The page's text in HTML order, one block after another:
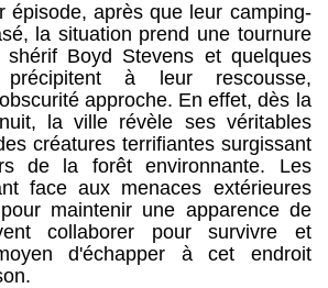
épisode, après que leur camping-
la situation prend une tournure
shérif Boyd Stevens et quelques
à leur rescousse,
approche. En effet, dès la
la ville révèle ses véritables
créatures terrifiantes surgissant
de la forêt environnante. Les
face aux menaces extérieures
maintenir une apparence de
collaborer pour survivre et
d'échapper à cet endroit